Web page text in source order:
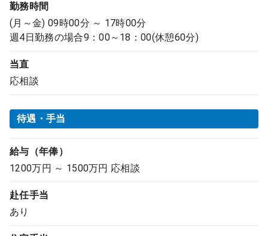
勤務時間
(月～金) 09時00分 ～ 17時00分
週4日勤務の場合9：00～18：00(休憩60分)
当直
応相談
待遇・手当
給与（年俸）
1200万円 ～ 1500万円 応相談
赴任手当
あり